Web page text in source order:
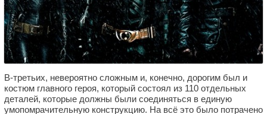
В-третьих, невероятно сложным и, конечно, дорогим был и
костюм главного героя, который состоял из 110 отдельных
деталей, которые должны были соединяться в единую
умопомрачительную конструкцию. На всё это было потрачено